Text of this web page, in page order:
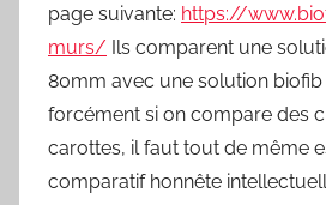
page suivante: https://
murs/ Ils comparent une
80mm avec une solution biofib
forcément si on compare des
carottes, il faut tout de même
comparatif honnête